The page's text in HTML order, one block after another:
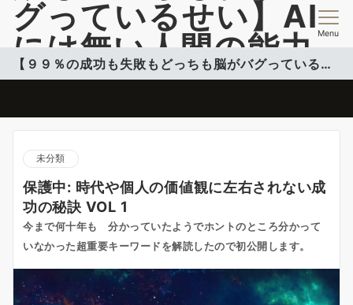
グっているせい】AI
には無い人間の能力
開発情報を提供
Menu
【９９％の成功も失敗もどっちも脳がバグっているせい】
未分類
保護中: 時代や個人の価値観に左右されない成
功の秘訣 VOL 1
今まで何十年も 分かっていたようでホントのところ分かって
いなかった超重要キーワードを解読したので初公開します。